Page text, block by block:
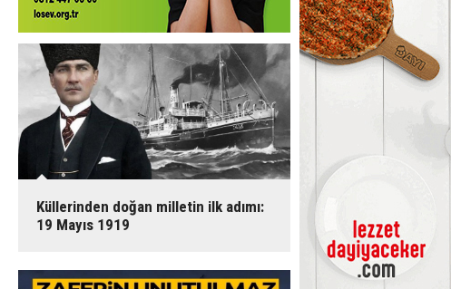
Küllerinden doğan milletin ilk adımı:
19 Mayıs 1919